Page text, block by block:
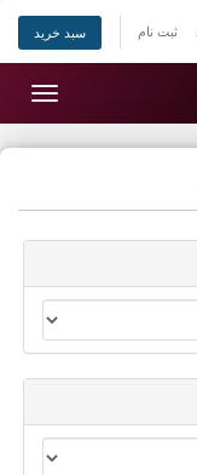
ثبت نام سبد خرید